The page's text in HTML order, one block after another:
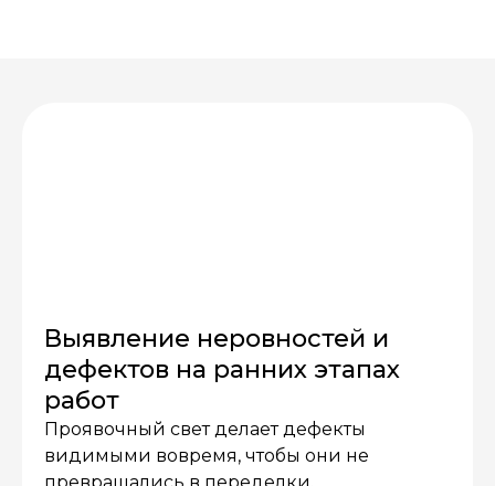
Выявление неровностей и
дефектов на ранних этапах
работ
Проявочный свет делает дефекты
видимыми вовремя, чтобы они не